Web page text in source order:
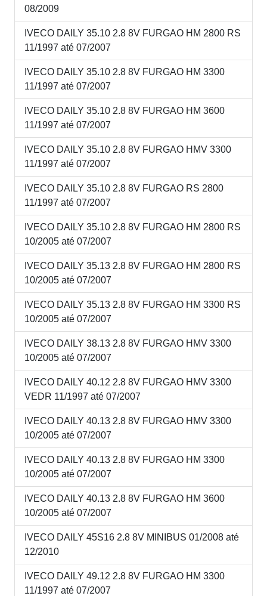
08/2009
IVECO DAILY 35.10 2.8 8V FURGAO HM 2800 RS
11/1997 até 07/2007
IVECO DAILY 35.10 2.8 8V FURGAO HM 3300
11/1997 até 07/2007
IVECO DAILY 35.10 2.8 8V FURGAO HM 3600
11/1997 até 07/2007
IVECO DAILY 35.10 2.8 8V FURGAO HMV 3300
11/1997 até 07/2007
IVECO DAILY 35.10 2.8 8V FURGAO RS 2800
11/1997 até 07/2007
IVECO DAILY 35.10 2.8 8V FURGAO HM 2800 RS
10/2005 até 07/2007
IVECO DAILY 35.13 2.8 8V FURGAO HM 2800 RS
10/2005 até 07/2007
IVECO DAILY 35.13 2.8 8V FURGAO HM 3300 RS
10/2005 até 07/2007
IVECO DAILY 38.13 2.8 8V FURGAO HMV 3300
10/2005 até 07/2007
IVECO DAILY 40.12 2.8 8V FURGAO HMV 3300
VEDR 11/1997 até 07/2007
IVECO DAILY 40.13 2.8 8V FURGAO HMV 3300
10/2005 até 07/2007
IVECO DAILY 40.13 2.8 8V FURGAO HM 3300
10/2005 até 07/2007
IVECO DAILY 40.13 2.8 8V FURGAO HM 3600
10/2005 até 07/2007
IVECO DAILY 45S16 2.8 8V MINIBUS 01/2008 até
12/2010
IVECO DAILY 49.12 2.8 8V FURGAO HM 3300
11/1997 até 07/2007